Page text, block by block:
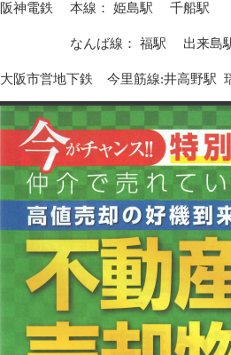
阪神電鉄 本線： 姫島駅 千船駅
なんば線： 福駅 出来島
大阪市営地下鉄 今里筋線:井高野駅